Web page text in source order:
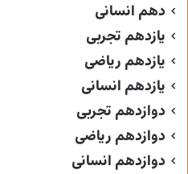
دهم انسانی
یازدهم تجربی
یازدهم ریاضی
یازدهم انسانی
دوازدهم تجربی
دوازدهم ریاضی
دوازدهم انسانی